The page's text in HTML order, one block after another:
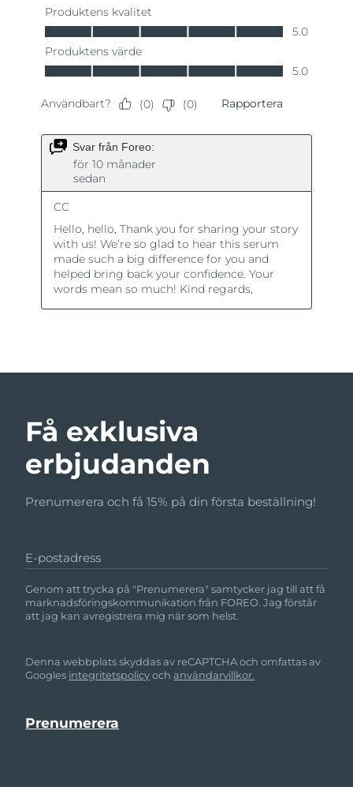
Få exklusiva
erbjudanden
Prenumerera och få 15% på din första beställning!
E-postadress
Genom att trycka på "Prenumerera" samtycker jag till att få
marknadsföringskommunikation från FOREO. Jag förstår
att jag kan avregistrera mig när som helst.
Denna webbplats skyddas av reCAPTCHA och omfattas av
Googles integritetspolicyochanvändarvillkor.